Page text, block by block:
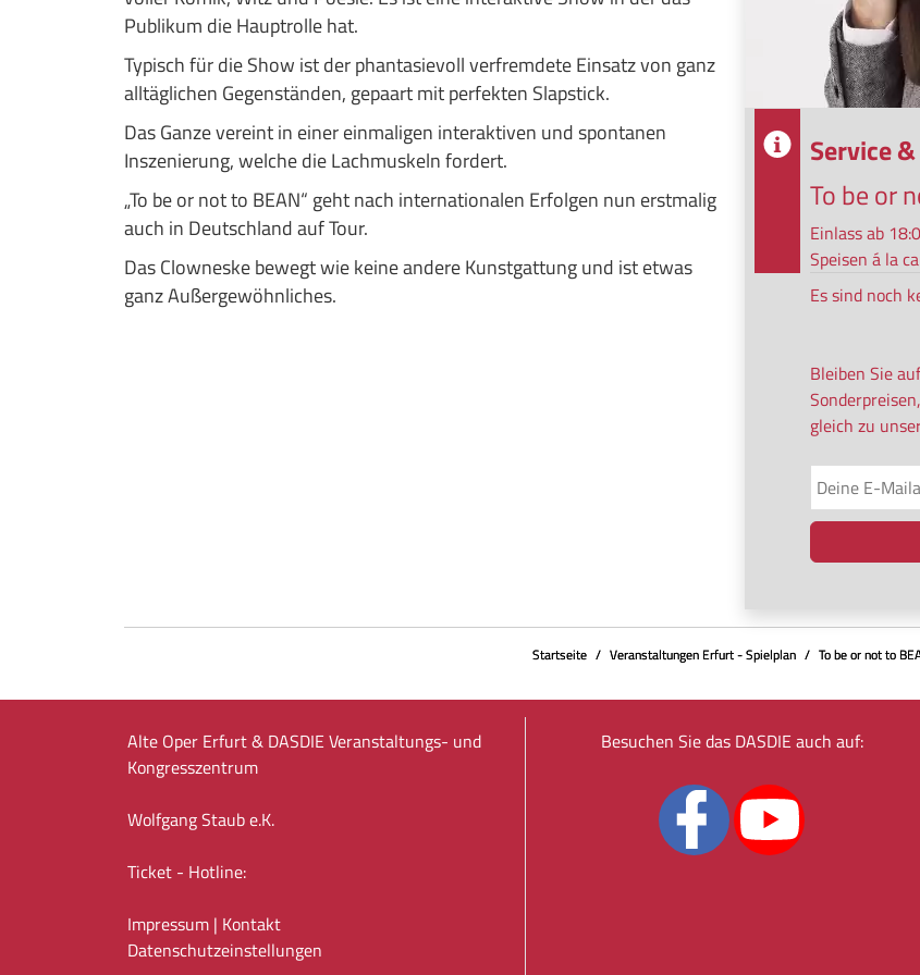
Publikum die Hauptrolle hat.
Typisch für die Show ist der phantasievoll verfremdete Einsatz von ganz
alltäglichen Gegenständen, gepaart mit perfekten Slapstick.
Das Ganze vereint in einer einmaligen interaktiven und spontanen
Inszenierung, welche die Lachmuskeln fordert.
„To be or not to BEAN“ geht nach internationalen Erfolgen nun erstmalig
auch in Deutschland auf Tour.
Das Clowneske bewegt wie keine andere Kunstgattung und ist etwas
ganz Außergewöhnliches.
Service
To be or
Einlass ab
Speisen á la
Es sind noch
Bleiben Sie
gleich zu
Startseite Veranstaltungen Erfurt - Spielplan To be or not to
Alte Oper Erfurt & DASDIE Veranstaltungs- und
Kongresszentrum
Wolfgang Staub e.K.
Ticket - Hotline:
Impressum | Kontakt
Datenschutz­einstellungen
Besuchen Sie das DASDIE auch auf: